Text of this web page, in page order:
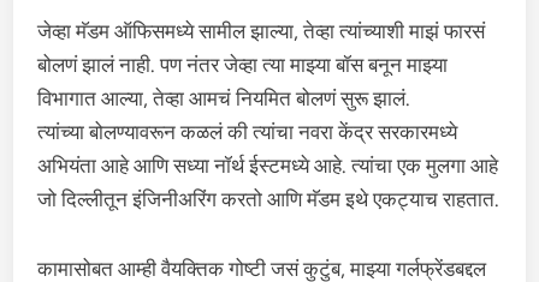
जेव्हा मॅडम ऑफिसमध्ये सामील झाल्या, तेव्हा त्यांच्याशी माझं फारसं
बोलणं झालं नाही. पण नंतर जेव्हा त्या माझ्या बॉस बनून माझ्या
विभागात आल्या, तेव्हा आमचं नियमित बोलणं सुरू झालं.
त्यांच्या बोलण्यावरून कळलं की त्यांचा नवरा केंद्र सरकारमध्ये
अभियंता आहे आणि सध्या नॉर्थ ईस्टमध्ये आहे. त्यांचा एक मुलगा आहे
जो दिल्लीतून इंजिनीअरिंग करतो आणि मॅडम इथे एकट्याच राहतात.
कामासोबत आम्ही वैयक्तिक गोष्टी जसं कुटुंब, माझ्या गर्लफ्रेंडबद्दल